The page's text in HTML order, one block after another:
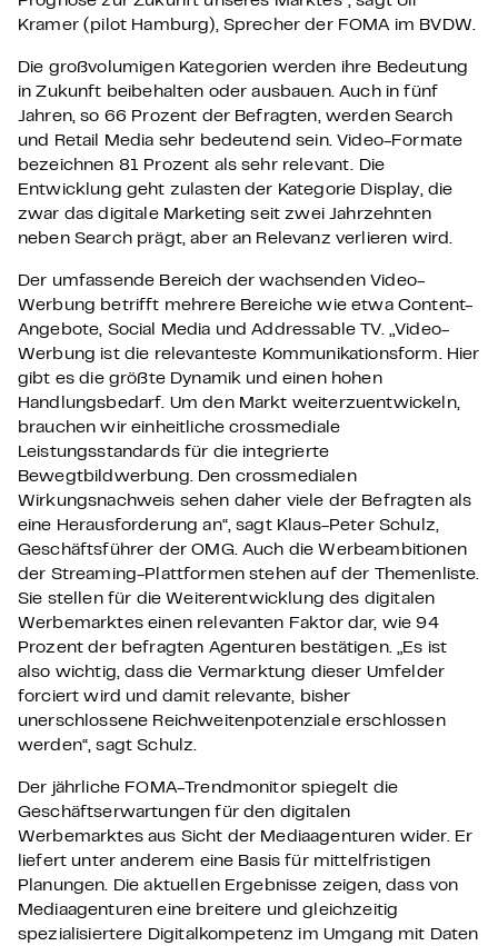
Kramer (pilot Hamburg), Sprecher der FOMA im BVDW.
Die großvolumigen Kategorien werden ihre Bedeutung
in Zukunft beibehalten oder ausbauen. Auch in fünf
Jahren, so 66 Prozent der Befragten, werden Search
und Retail Media sehr bedeutend sein. Video-Formate
bezeichnen 81 Prozent als sehr relevant. Die
Entwicklung geht zulasten der Kategorie Display, die
zwar das digitale Marketing seit zwei Jahrzehnten
neben Search prägt, aber an Relevanz verlieren wird.
Der umfassende Bereich der wachsenden Video-
Werbung betrifft mehrere Bereiche wie etwa Content-
Angebote, Social Media und Addressable TV. „Video-
Werbung ist die relevanteste Kommunikationsform. Hier
gibt es die größte Dynamik und einen hohen
Handlungsbedarf. Um den Markt weiterzuentwickeln,
brauchen wir einheitliche crossmediale
Leistungsstandards für die integrierte
Bewegtbildwerbung. Den crossmedialen
Wirkungsnachweis sehen daher viele der Befragten als
eine Herausforderung an“, sagt Klaus-Peter Schulz,
Geschäftsführer der OMG. Auch die Werbeambitionen
der Streaming-Plattformen stehen auf der Themenliste.
Sie stellen für die Weiterentwicklung des digitalen
Werbemarktes einen relevanten Faktor dar, wie 94
Prozent der befragten Agenturen bestätigen. „Es ist
also wichtig, dass die Vermarktung dieser Umfelder
forciert wird und damit relevante, bisher
unerschlossene Reichweitenpotenziale erschlossen
werden“, sagt Schulz.
Der jährliche FOMA-Trendmonitor spiegelt die
Geschäftserwartungen für den digitalen
Werbemarktes aus Sicht der Mediaagenturen wider. Er
liefert unter anderem eine Basis für mittelfristigen
Planungen. Die aktuellen Ergebnisse zeigen, dass von
Mediaagenturen eine breitere und gleichzeitig
spezialisiertere Digitalkompetenz im Umgang mit Daten